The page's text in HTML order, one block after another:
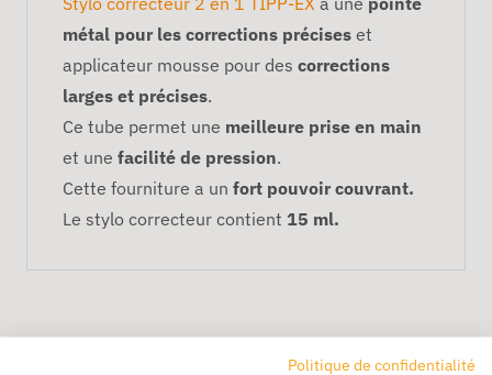
métal pour les corrections précises et
applicateur mousse pour des corrections
larges et précises.
Ce tube permet une meilleure prise en main
et une facilité de pression.
Cette fourniture a un fort pouvoir couvrant.
Le stylo correcteur contient 15 ml.
Politique de confidentialité